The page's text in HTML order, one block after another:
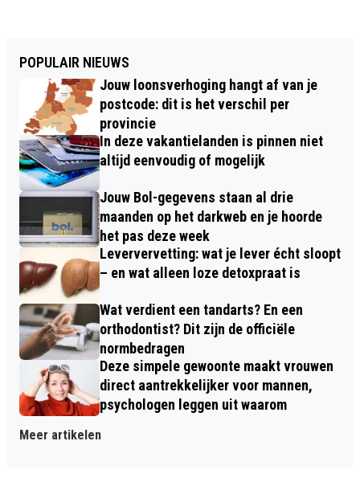
POPULAIR NIEUWS
Jouw loonsverhoging hangt af van je
postcode: dit is het verschil per
provincie
In deze vakantielanden is pinnen niet
altijd eenvoudig of mogelijk
Jouw Bol-gegevens staan al drie
maanden op het darkweb en je hoorde
het pas deze week
Leververvetting: wat je lever écht sloopt
– en wat alleen loze detoxpraat is
Wat verdient een tandarts? En een
orthodontist? Dit zijn de officiële
normbedragen
Deze simpele gewoonte maakt vrouwen
direct aantrekkelijker voor mannen,
psychologen leggen uit waarom
Meer artikelen